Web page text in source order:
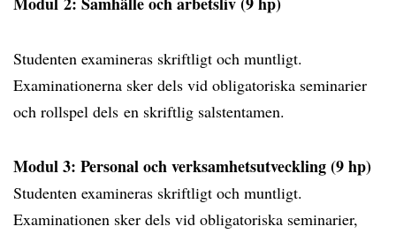
Studenten examineras skriftligt och muntligt.
Examinationerna sker dels vid obligatoriska seminarier
och rollspel dels en skriftlig salstentamen.
Modul 3: Personal och verksamhetsutveckling (9 hp)
Studenten examineras skriftligt och muntligt.
Examinationen sker dels vid obligatoriska seminarier,